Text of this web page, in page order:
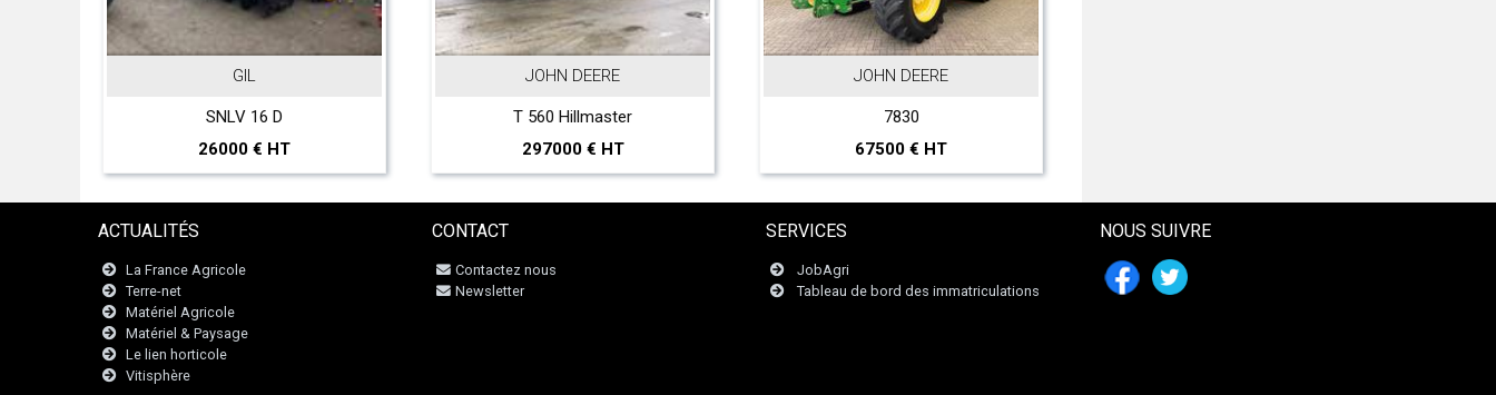
ACTUALITÉS
La France Agricole
Terre-net
Matériel Agricole
Matériel & Paysage
Le lien horticole
Vitisphère
CONTACT
Contactez nous
Newsletter
SERVICES
JobAgri
Tableau de bord des immatriculations
NOUS SUIVRE